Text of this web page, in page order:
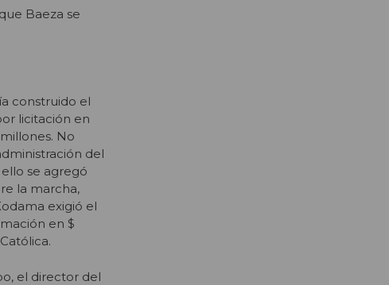
Baeza se
construido el
licitación en
No
del
se agregó
la marcha,
exigió el
en $
el director del